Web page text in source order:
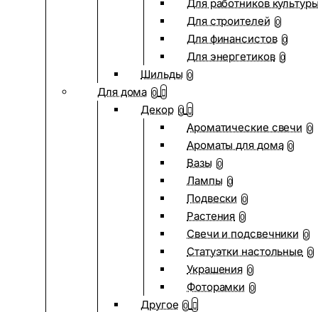
Для работников
Для строителей 0
Для финансистов 0
Для энергетиков 0
Шильды 0
Для дома 0
Декор 0
Ароматические свечи 0
Ароматы для дома 0
Вазы 0
Лампы 0
Подвески 0
Растения 0
Свечи и подсвечники 0
Статуэтки настольные 0
Украшения 0
Фоторамки 0
Другое 0